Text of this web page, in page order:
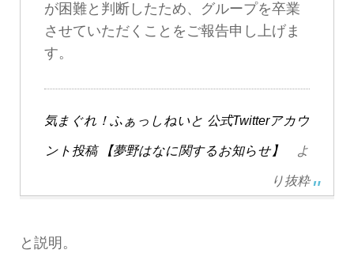
が困難と判断したため、グループを卒業
させていただくことをご報告申し上げま
す。
気まぐれ！ふぁっしねいと 公式Twitterアカウ
ント投稿 【夢野はなに関するお知らせ】 よ
り抜粋
と説明。